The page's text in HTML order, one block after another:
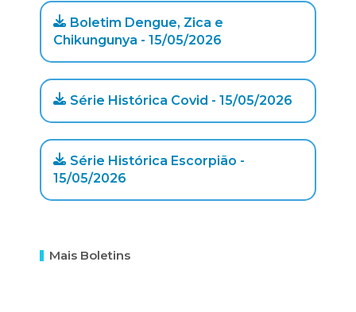
Boletim Dengue, Zica e
Chikungunya - 15/05/2026
Série Histórica Covid - 15/05/2026
Série Histórica Escorpião -
15/05/2026
Mais Boletins